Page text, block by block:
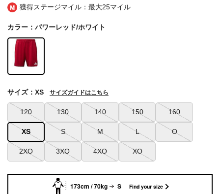
獲得ステージマイル：最大25マイル
カラー：パワーレッド/ホワイト
120 130 140 150 160
XS S M L O
2XO 3XO 4XO XO
サイズ：XS サイズガイドはこちら
173cm / 70kg S Find your size